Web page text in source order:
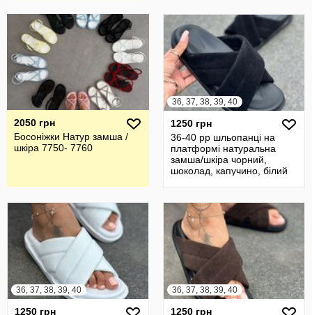
2050 грн
Босоніжки Натур замша /
шкіра 7750- 7760
36, 37, 38, 39, 40
1250 грн
36-40 рр шльопанці на
платформі натуральна
замша/шкіра чорний,
шоколад, капучино, білий
36, 37, 38, 39, 40
1250 грн
36, 37, 38, 39, 40
1250 грн